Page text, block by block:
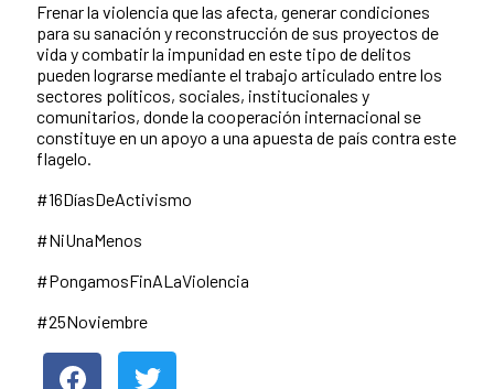
Frenar la violencia que las afecta, generar condiciones
para su sanación y reconstrucción de sus proyectos de
vida y combatir la impunidad en este tipo de delitos
pueden lograrse mediante el trabajo articulado entre los
sectores políticos, sociales, institucionales y
comunitarios, donde la cooperación internacional se
constituye en un apoyo a una apuesta de país contra este
flagelo.
#16DíasDeActivismo
#NiUnaMenos
#PongamosFinALaViolencia
#25Noviembre